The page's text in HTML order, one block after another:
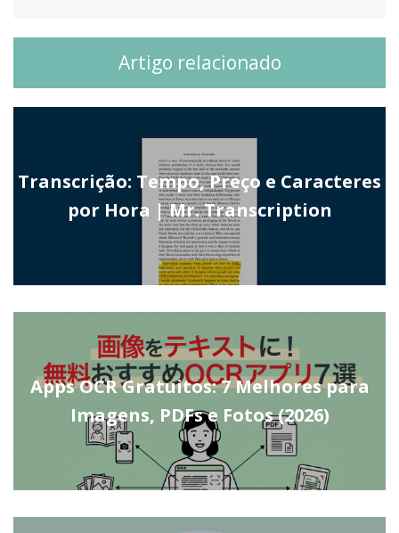
Artigo relacionado
Transcrição: Tempo, Preço e Caracteres
por Hora | Mr. Transcription
Apps OCR Gratuitos: 7 Melhores para
Imagens, PDFs e Fotos (2026)